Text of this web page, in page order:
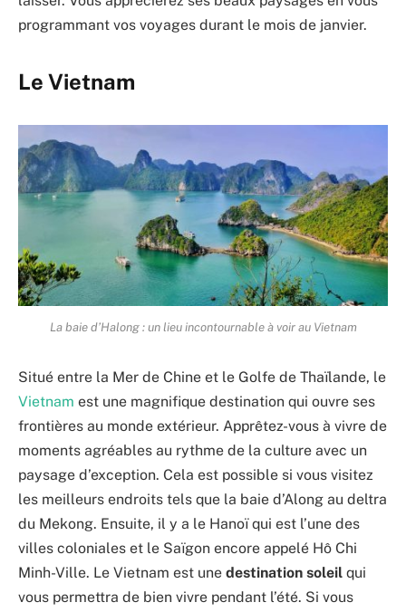
programmant vos voyages durant le mois de janvier.
Le Vietnam
La baie d’Halong : un lieu incontournable à voir au Vietnam
Situé entre la Mer de Chine et le Golfe de Thaïlande, le
Vietnam est une magnifique destination qui ouvre ses
frontières au monde extérieur. Apprêtez-vous à vivre de
moments agréables au rythme de la culture avec un
paysage d’exception. Cela est possible si vous visitez
les meilleurs endroits tels que la baie d’Along au deltra
du Mekong. Ensuite, il y a le Hanoï qui est l’une des
villes coloniales et le Saïgon encore appelé Hô Chi
Minh-Ville. Le Vietnam est une destination soleil qui
vous permettra de bien vivre pendant l’été. Si vous